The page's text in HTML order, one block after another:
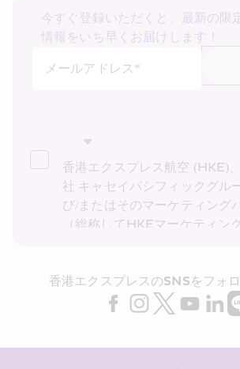
今すぐ登録いただくと、最新の限
情報をいち早くお届けします！
メールアドレス*
香港エクスプレス航空 (HKE)
社 キャセイパシフィックグル
び/またはそのマーケティング
（総称してHKEマーケティン
ーポリシー を読み理解したこ
HKE マーケティングが上記の
ータ (および私の過去の取引記
香港エクスプレスのSNSをフォ